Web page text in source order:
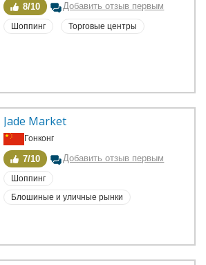
8/10 Добавить отзыв первым
Шоппинг Торговые центры
Jade Market
Гонконг
7/10 Добавить отзыв первым
Шоппинг
Блошиные и уличные рынки